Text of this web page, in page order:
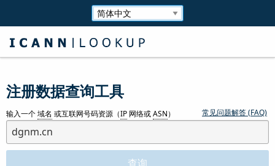
注册数据查询工具
输入一个域名 或互联网号码资源（IP 网络或ASN） 常见问题解答 (FAQ)